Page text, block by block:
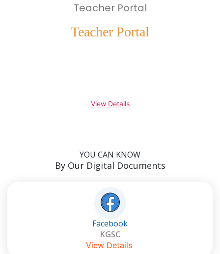
Teacher Portal
Teacher Portal
View Details
YOU CAN KNOW
By Our Digital Documents
Facebook
KGSC
View Details